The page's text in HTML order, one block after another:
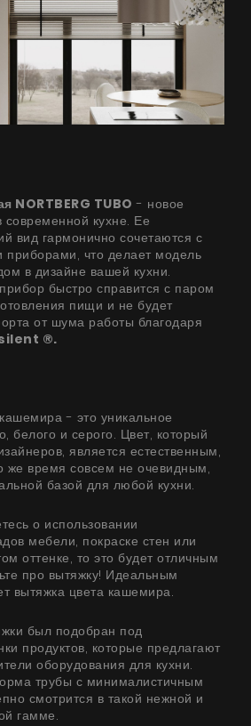
NORTBERG TUBO - новое
кухне. Ее
вид гармонично сочетаются с
приборами, что делает модель
в дизайне вашей кухни.
быстро справится с паром
пищи и не будет
от шума работы благодаря
®.
- это уникальное
белого и серого. Цвет, который
является естественным,
же время совсем не очевидным,
базой для любой кухни.
о использовании
мебели, покраске стен или
оттенке, то это будет отличным
про вытяжку! Идеальным
вытяжка цвета кашемира.
был подобран под
продуктов, которые предлагают
оборудования для кухни.
трубы с минималистичным
смотрится в такой нежной и
гамме.